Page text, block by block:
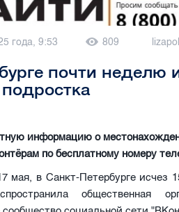
года, 9:53 809
почти неделю
информацию о
по бесплатному номеру
мая, в Санкт-Петербурге исчез
общественная